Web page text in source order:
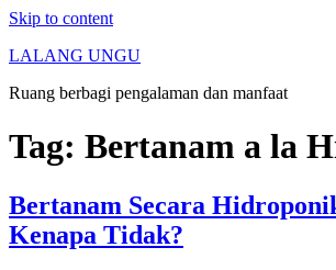
Skip to content
LALANG UNGU
Ruang berbagi pengalaman dan manfaat
Tag: Bertanam a la
Bertanam Secara
Kenapa Tidak?